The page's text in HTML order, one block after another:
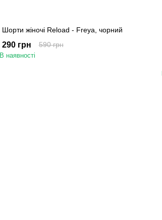
Шорти жіночі Reload - Freya, чорний
590 грн
290 грн
В наявності